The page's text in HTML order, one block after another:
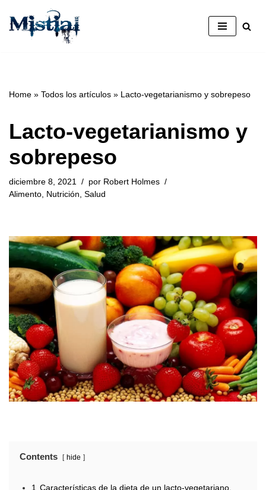
Saltar
Home » Todos los artículos » Lacto-vegetarianismo y sobrepeso
Lacto-vegetarianismo y
sobrepeso
diciembre 8, 2021 por Robert Holmes
Alimento, Nutrición, Salud
Contents hide
1 Características de la dieta de un lacto-vegetariano.